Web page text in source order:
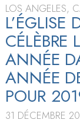
LOS ANGELES,
L’ÉGLISE
CÉLÈBRE
ANNÉE
ANNÉE
POUR
31 DÉCEMBRE